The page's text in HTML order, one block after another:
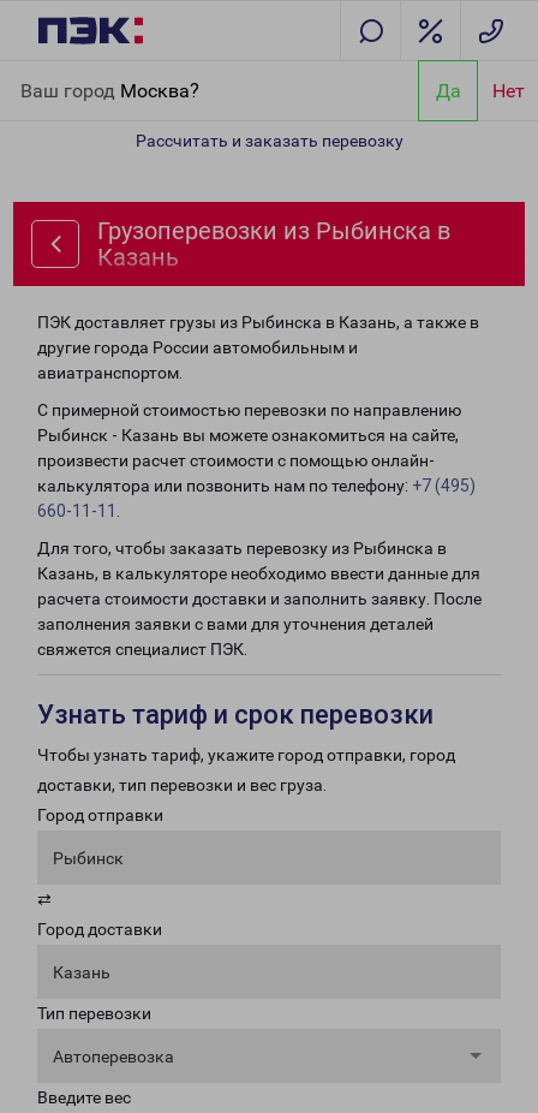
Ваш город Москва? Да Нет
Рассчитать и заказать перевозку
Грузоперевозки из Рыбинска в
Казань
ПЭК доставляет грузы из Рыбинска в Казань, а также в
другие города России автомобильным и
авиатранспортом.
С примерной стоимостью перевозки по направлению
Рыбинск - Казань вы можете ознакомиться на сайте,
произвести расчет стоимости с помощью онлайн-
калькулятора или позвонить нам по телефону: +7 (495)
660-11-11
Для того, чтобы заказать перевозку из Рыбинска в
Казань, в калькуляторе необходимо ввести данные для
расчета стоимости доставки и заполнить заявку. После
заполнения заявки с вами для уточнения деталей
свяжется специалист ПЭК.
Узнать тариф и срок перевозки
Чтобы узнать тариф, укажите город отправки, город
доставки, тип перевозки и вес груза.
Город отправки
Рыбинск
⇄
Город доставки
Казань
Тип перевозки
Автоперевозка
Введите вес